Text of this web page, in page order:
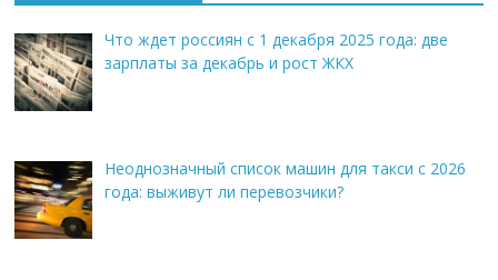
Что ждет россиян с 1 декабря 2025 года: две
зарплаты за декабрь и рост ЖКХ
Неоднозначный список машин для такси с 2026
года: выживут ли перевозчики?